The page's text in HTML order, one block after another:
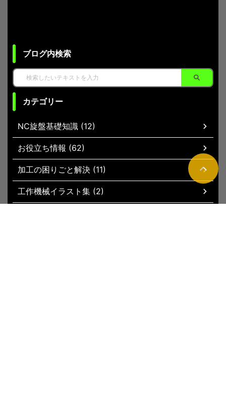
ブログ内検索
カテゴリー
NC旋盤基礎知識 (12)
お役立ち情報 (62)
加工の困りごと解決 (11)
工作機械イラスト集 (2)